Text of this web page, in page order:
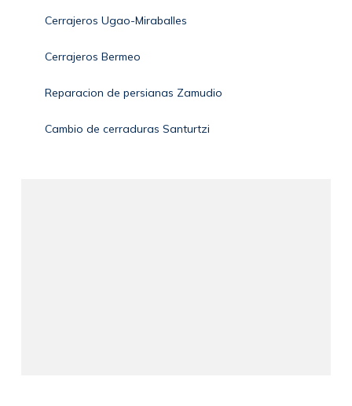
Cerrajeros Ugao-Miraballes
Cerrajeros Bermeo
Reparacion de persianas Zamudio
Cambio de cerraduras Santurtzi